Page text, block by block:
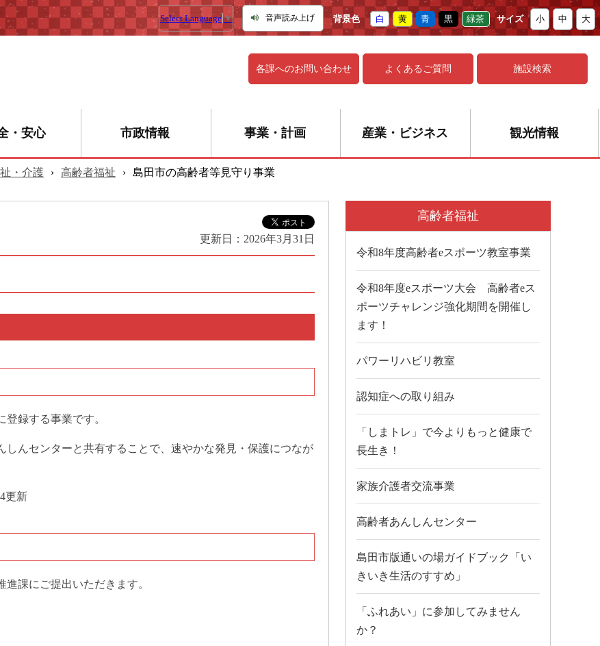
Select Language ▼ 音声読み上げ 背景色 白 黄 青 黒 緑茶 サイズ 小 中 大
各課へのお問い合わせ よくあるご質問 施設検索
・安心 市政情報 事業・計画 産業・ビジネス 観光情報
・介護 › 高齢者福祉 › 島田市の高齢者等見守り事業
更新日： 2026年3月31日
録する事業です。
んセンターと共有することで、速やかな発見・保護につなが
更新
課にご提出いただきます。
高齢者福祉
令和8年度高齢者eスポーツ教室事業
令和8年度eスポーツ大会 高齢者eス
ポーツチャレンジ強化期間を開催し
ます！
パワーリハビリ教室
認知症への取り組み
「しまトレ」で今よりもっと健康で
長生き！
家族介護者交流事業
高齢者あんしんセンター
島田市版通いの場ガイドブック「い
きいき生活のすすめ」
「ふれあい」に参加してみません
か？